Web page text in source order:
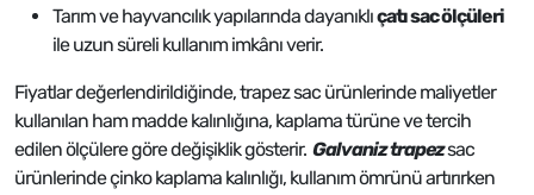
Tarım ve hayvancılık yapılarında dayanıklıçatı sac ölçüleri
ile uzun süreli kullanım imkânı verir.
Fiyatlar değerlendirildiğinde, trapez sac ürünlerinde maliyetler
kullanılan ham madde kalınlığına, kaplama türüne ve tercih
edilen ölçülere göre değişiklik gösterir. Galvaniz trapezsac
ürünlerinde çinko kaplama kalınlığı, kullanım ömrünü artırırken